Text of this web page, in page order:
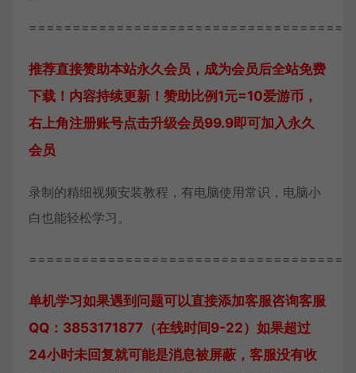
推荐直接赞助本站永久会员，成为会员后全站免费
下载！内容持续更新！赞助比例1元=10爱游币，
右上角注册账号点击升级会员99.9即可加入永久
会员
录制的精细视频安装教程，有电脑使用常识，电脑小
白也能轻松学习。
单机学习如果遇到问题可以直接添加客服咨询客服
QQ：3853171877（在线时间9-22） 如果超过
24小时未回复就可能是消息被屏蔽，客服没有收